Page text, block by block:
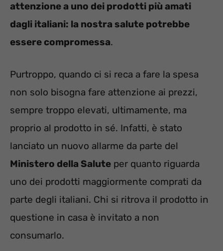
attenzione a uno dei prodotti più amati
dagli italiani: la nostra salute potrebbe
essere compromessa.
Purtroppo, quando ci si reca a fare la spesa
non solo bisogna fare attenzione ai prezzi,
sempre troppo elevati, ultimamente, ma
proprio al prodotto in sé. Infatti, è stato
lanciato un nuovo allarme da parte del
Ministero della Salute per quanto riguarda
uno dei prodotti maggiormente comprati da
parte degli italiani. Chi si ritrova il prodotto in
questione in casa è invitato a non
consumarlo.